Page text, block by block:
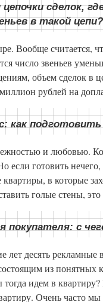
сделок,
в такой цепи?
Вообще считается,
число звеньев
объем сделок в
рублей на
как
и любовью.
если готовить
в которые
голые стены,
покупателя: с
лет десять
из понятных
идем в
Очень часто